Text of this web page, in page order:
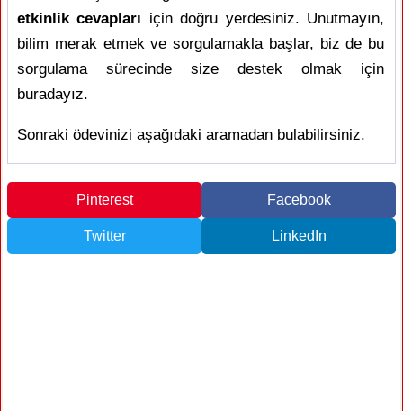
etkinlik cevapları için doğru yerdesiniz. Unutmayın,
bilim merak etmek ve sorgulamakla başlar, biz de bu
sorgulama sürecinde size destek olmak için
buradayız.
Sonraki ödevinizi aşağıdaki aramadan bulabilirsiniz.
Pinterest Facebook
Twitter LinkedIn